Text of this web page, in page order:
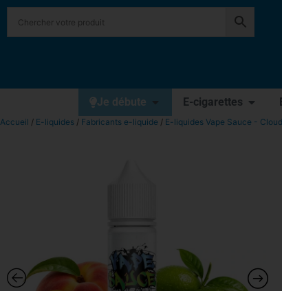
Je débute E-cigarettes
Accueil / E-liquides / Fabricants e-liquide / E-liquides Vape Sauce -